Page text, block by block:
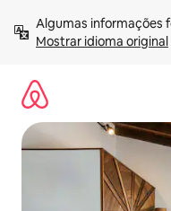
para
Mostrar idioma original